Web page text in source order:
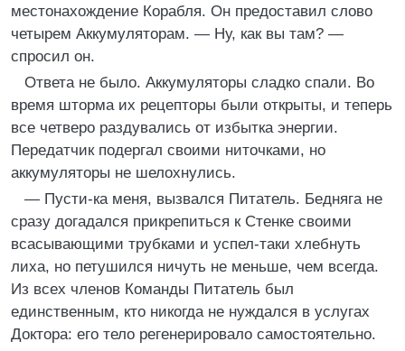
местонахождение Корабля. Он предоставил слово
четырем Аккумуляторам. — Ну, как вы там? —
спросил он.
Ответа не было. Аккумуляторы сладко спали. Во
время шторма их рецепторы были открыты, и теперь
все четверо раздувались от избытка энергии.
Передатчик подергал своими ниточками, но
аккумуляторы не шелохнулись.
— Пусти-ка меня, вызвался Питатель. Бедняга не
сразу догадался прикрепиться к Стенке своими
всасывающими трубками и успел-таки хлебнуть
лиха, но петушился ничуть не меньше, чем всегда.
Из всех членов Команды Питатель был
единственным, кто никогда не нуждался в услугах
Доктора: его тело регенерировало самостоятельно.